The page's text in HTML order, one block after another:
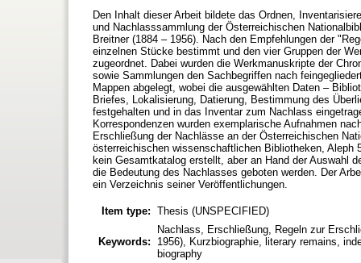
Den Inhalt dieser Arbeit bildete das Ordnen,
und Nachlasssammlung der Österreichischen
Breitner (1884 – 1956). Nach den Empfehlungen der
einzelnen Stücke bestimmt und den vier Gruppen der
zugeordnet. Dabei wurden die Werkmanuskripte der
sowie Sammlungen den Sachbegriffen nach
Mappen abgelegt, wobei die ausgewählten Daten –
Briefes, Lokalisierung, Datierung, Bestimmung des
festgehalten und in das Inventar zum Nachlass
Korrespondenzen wurden exemplarische Aufnahmen
Erschließung der Nachlässe an der Österreichischen
österreichischen wissenschaftlichen Bibliotheken, Aleph
kein Gesamtkatalog erstellt, aber an Hand der Auswahl
die Bedeutung des Nachlasses geboten werden. Der
ein Verzeichnis seiner Veröffentlichungen.
Item type: Thesis (UNSPECIFIED)
Keywords:
Nachlass, Erschließung, Regeln zur
1956), Kurzbiographie, literary remains,
biography